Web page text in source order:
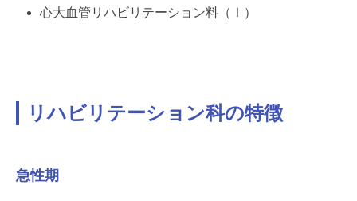
心大血管リハビリテーション料（Ⅰ）
リハビリテーション科の特徴
急性期